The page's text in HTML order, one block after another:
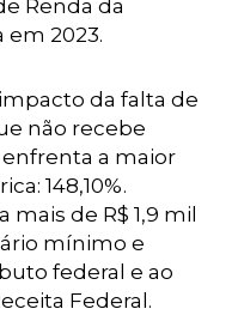
Renda da
em 2023.
da falta de
não recebe
enfrenta a maior
148,10%.
de R$ 1,9 mil
mínimo e
federal e ao
Federal.